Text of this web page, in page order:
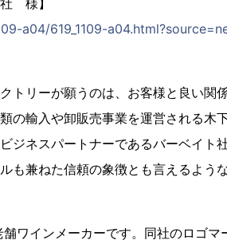
様】
a04/619_1109-
トリーが願うのは、お客様と良い関
の輸入や卸販売事業を運営される木
ジネスパートナーであるバーベイト
も兼ねた信頼の象徴とも言えるよう
ワインメーカーです。同社のロゴマ